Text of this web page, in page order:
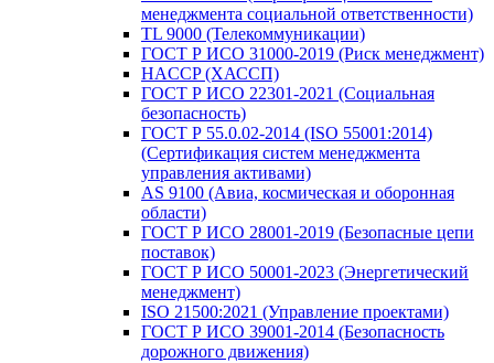
менеджмента социальной ответственности)
TL 9000 (Телекоммуникации)
ГОСТ Р ИСО 31000-2019 (Риск менеджмент)
HACCP (ХАССП)
ГОСТ Р ИСО 22301-2021 (Социальная
безопасность)
ГОСТ Р 55.0.02-2014 (ISO 55001:2014)
(Сертификация систем менеджмента
управления активами)
AS 9100 (Авиа, космическая и оборонная
области)
ГОСТ Р ИСО 28001-2019 (Безопасные цепи
поставок)
ГОСТ Р ИСО 50001-2023 (Энергетический
менеджмент)
ISO 21500:2021 (Управление проектами)
ГОСТ Р ИСО 39001-2014 (Безопасность
дорожного движения)